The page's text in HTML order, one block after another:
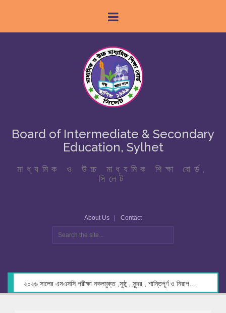
Board of Intermediate & Secondary
Education, Sylhet
মাধ্যমিক ও উচ্চ মাধ্যমিক শিক্ষা বোর্ড,
সিলেট
About Us Contact